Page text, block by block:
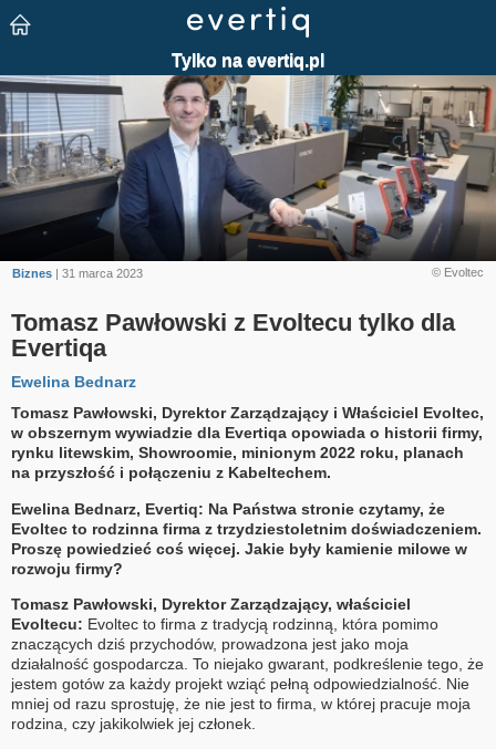
© Evoltec
Biznes | 31 marca 2023
Tomasz Pawłowski z Evoltecu tylko dla
Evertiqa
Ewelina Bednarz
Tomasz Pawłowski, Dyrektor Zarządzający i Właściciel Evoltec,
w obszernym wywiadzie dla Evertiqa opowiada o historii firmy,
rynku litewskim, Showroomie, minionym 2022 roku, planach
na przyszłość i połączeniu z Kabeltechem.
Ewelina Bednarz, Evertiq: Na Państwa stronie czytamy, że
Evoltec to rodzinna firma z trzydziestoletnim doświadczeniem.
Proszę powiedzieć coś więcej. Jakie były kamienie milowe w
rozwoju firmy?
Tomasz Pawłowski, Dyrektor Zarządzający, właściciel
Evoltecu: Evoltec to firma z tradycją rodzinną, która pomimo
znaczących dziś przychodów, prowadzona jest jako moja
działalność gospodarcza. To niejako gwarant, podkreślenie tego, że
jestem gotów za każdy projekt wziąć pełną odpowiedzialność. Nie
mniej od razu sprostuję, że nie jest to firma, w której pracuje moja
rodzina, czy jakikolwiek jej członek.